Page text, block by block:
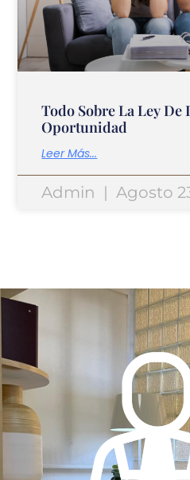
Todo Sobre La Ley De
Oportunidad
Leer Más...
Admin Agosto